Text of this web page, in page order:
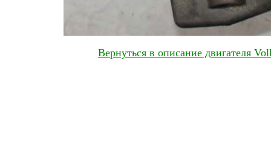
Вернуться в описание двигателя